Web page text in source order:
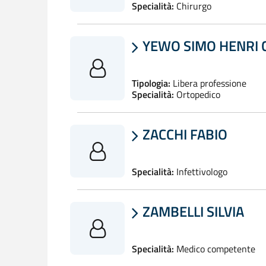
Specialità: Chirurgo
 YEWO SIMO HENRI
Tipologia: Libera professione
Specialità: Ortopedico
 ZACCHI FABIO
Specialità: Infettivologo
 ZAMBELLI SILVIA
Specialità: Medico competente